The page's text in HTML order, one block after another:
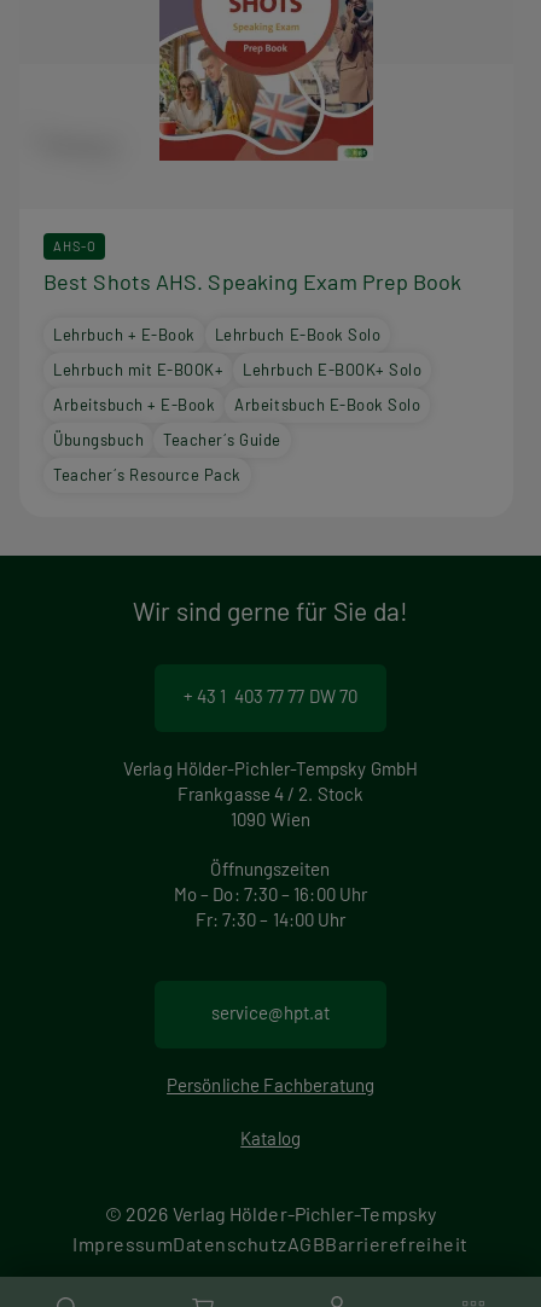
AHS-O
Best Shots AHS. Speaking Exam Prep Book
Lehrbuch + E-Book
Lehrbuch E-Book Solo
Lehrbuch mit E-BOOK+
Lehrbuch E-BOOK+ Solo
Arbeitsbuch + E-Book
Arbeitsbuch E-Book Solo
Übungsbuch
Teacher´s Guide
Teacher´s Resource Pack
Wir sind gerne für Sie da!
+ 43 1 403 77 77 DW 70
Verlag Hölder-Pichler-Tempsky GmbH
Frankgasse 4 / 2. Stock
1090 Wien
Öffnungszeiten
Mo – Do: 7:30 – 16:00 Uhr
Fr: 7:30 – 14:00 Uhr
service@hpt.at
Persönliche Fachberatung
Katalog
© 2026 Verlag Hölder-Pichler-Tempsky
F
ImpressumDatenschutzAGBBarrierefreiheit